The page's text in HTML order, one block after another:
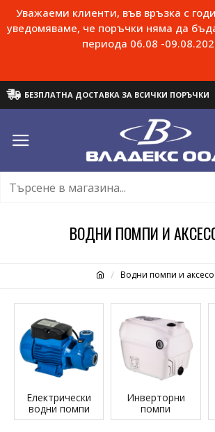
Уважаеми клиенти, във връзка с
уведомяваме, че поръчки няма да
периода 06.08 -
БЕЗПЛАТНА ДОСТАВКА ЗА ВСИЧКИ ПОРЪЧКИ
Водни помпи и
ВОДНИ ПОМПИ И
Електрически
водни помпи
Инверторни
помпи